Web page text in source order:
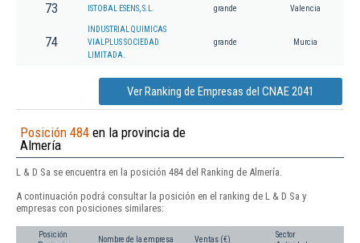
73 ISTOBAL ESENS, S.L. grande Valencia
74
INDUSTRIAL QUIMICAS
VIALPLUS SOCIEDAD
LIMITADA.
grande Murcia
Ver Ranking de Empresas del CNAE 2041
Posición 484 en la provincia de
Almería
L & D Sa se encuentra en la posición 484 del Ranking de Almería.
A continuación podrá consultar la posición en el ranking de L & D Sa y
empresas con posiciones similares:
Posición
Nombre de la empresa Ventas (€)
Sector